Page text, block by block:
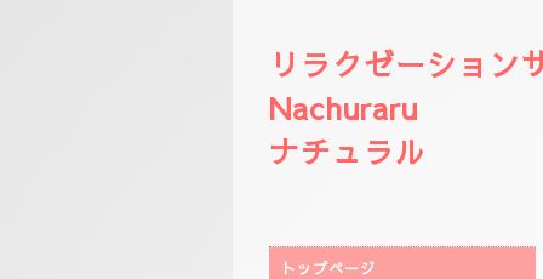
リラクゼーション
Nachuraru
ナチュラル
トップページ